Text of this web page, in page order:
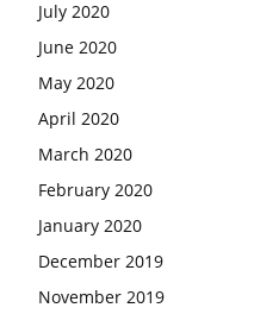
July 2020
June 2020
May 2020
April 2020
March 2020
February 2020
January 2020
December 2019
November 2019